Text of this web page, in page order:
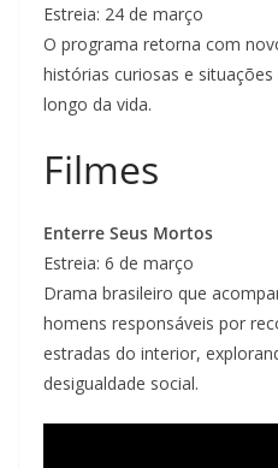
Estreia: 24 de março
O programa retorna com
histórias curiosas e
longo da vida.
Filmes
Enterre Seus Mortos
Estreia: 6 de março
Drama brasileiro que
homens responsáveis por
estradas do interior,
desigualdade social.